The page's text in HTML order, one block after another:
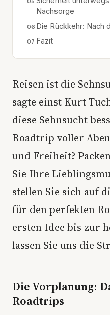
Nachsorge
Die Rückkehr: Nach
Fazit
Reisen ist die
sagte einst Kurt
diese Sehnsucht
Roadtrip voller
und Freiheit?
Sie Ihre
stellen Sie sich auf
für den perfekten
ersten Idee bis zur
lassen Sie uns die
Die Vorplanung:
Roadtrips